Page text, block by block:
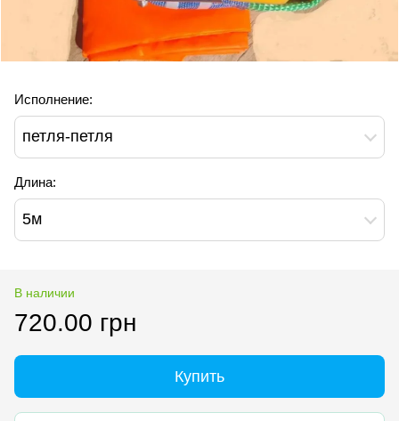
Исполнение:
петля-петля
Длина:
5м
В наличии
720.00 грн
Купить